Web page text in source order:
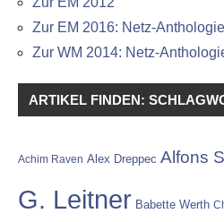
Zur EM 2016: Netz-Anthologie
Zur WM 2014: Netz-
ARTIKEL FINDEN:
Achim Raven Alex Dreppec Alfons
G. Leitner Babette Werth